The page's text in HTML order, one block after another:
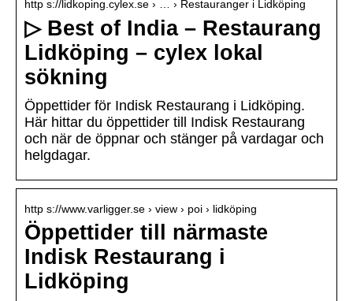
http s://lidkoping.cylex.se › … › Restauranger i Lidköping
▷ Best of India – Restaurang
Lidköping – cylex lokal
sökning
Öppettider för Indisk Restaurang i Lidköping.
Här hittar du öppettider till Indisk Restaurang
och när de öppnar och stänger på vardagar och
helgdagar.
http s://www.varligger.se › view › poi › lidköping
Öppettider till närmaste
Indisk Restaurang i
Lidköping